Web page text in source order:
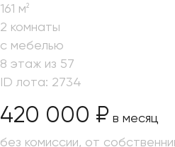
161 м2
2 комнаты
с мебелью
8 этаж из 57
ID лота: 2734
420 000 ₽ в месяц
без комиссии, от